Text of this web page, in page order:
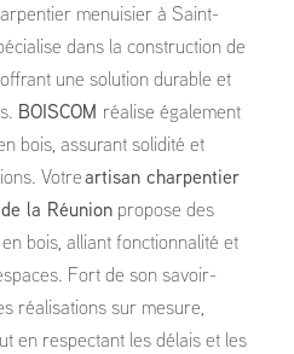
menuisier à Saint-
dans la construction de
une solution durable et
BOISCOM réalise également
bois, assurant solidité et
Votre artisan charpentier
la Réunion propose des
bois, alliant fonctionnalité et
Fort de son savoir-
réalisations sur mesure,
en respectant les délais et les